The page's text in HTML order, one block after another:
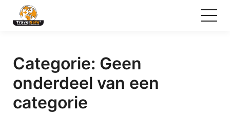
Categorie: Geen
onderdeel van een
categorie